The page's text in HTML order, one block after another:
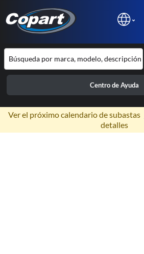
Centro de Ayuda
Ver el próximo calendario de subastas
detalles